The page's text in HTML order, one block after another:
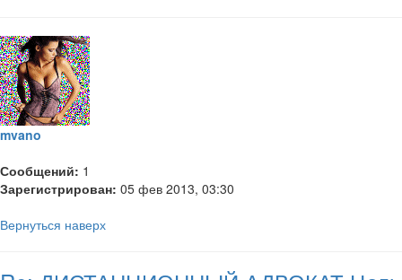
mvano
Сообщений: 1
Зарегистрирован: 05 фев 2013, 03:30
Вернуться наверх